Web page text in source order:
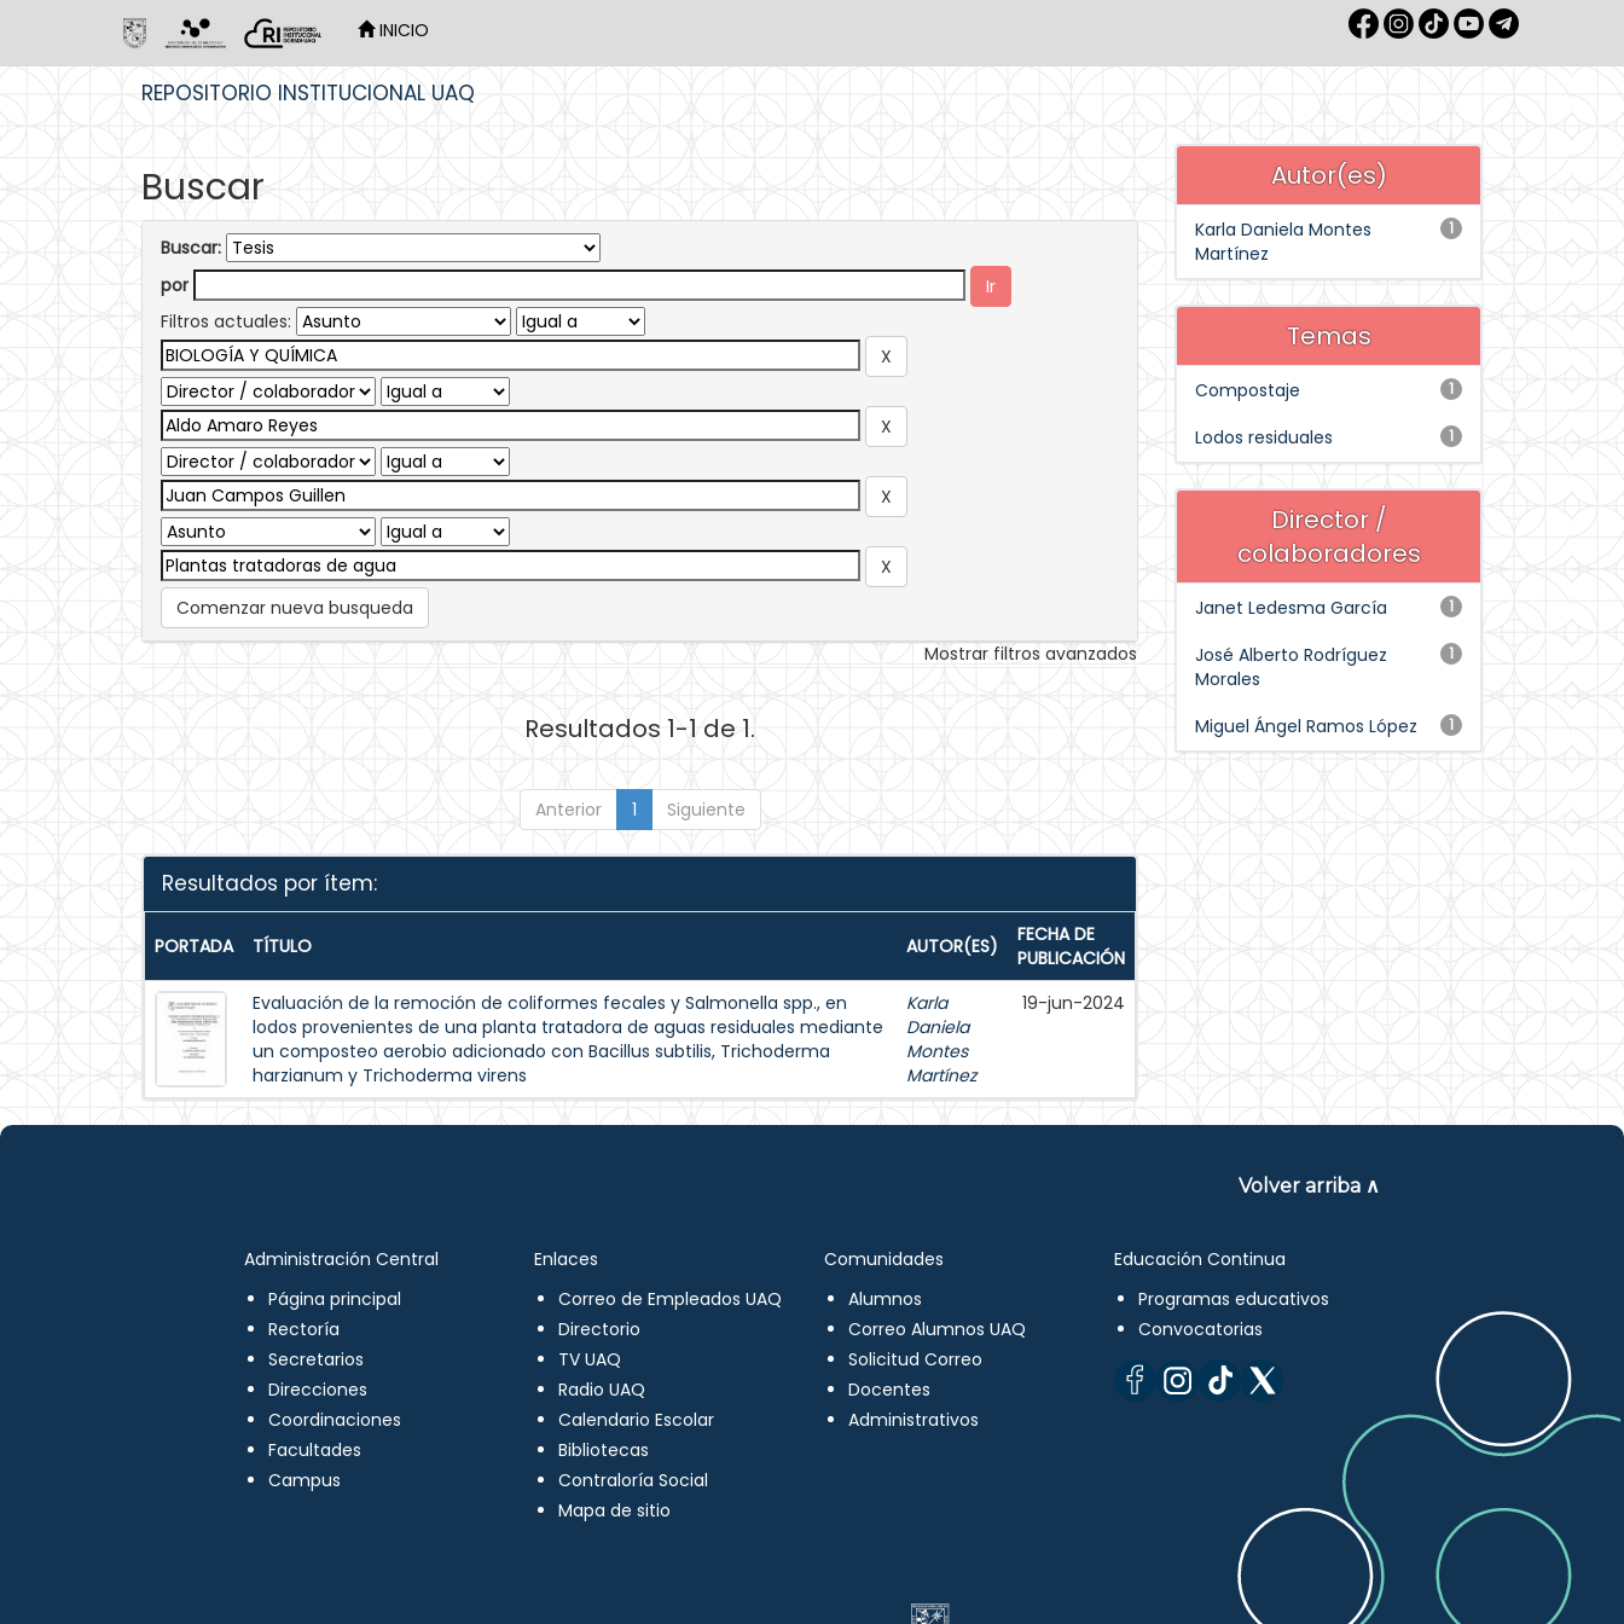
INICIO
REPOSITORIO INSTITUCIONAL UAQ
Buscar
Buscar:
por
Filtros actuales:
Comenzar nueva busqueda
Mostrar filtros avanzados
Resultados 1-1 de 1.
Anterior 1 Siguiente
Resultados por ítem:
PORTADA TÍTULO AUTOR(ES)
FECHA DE
PUBLICACIÓN
Evaluación de la remoción de coliformes fecales y Salmonella spp., en
lodos provenientes de una planta tratadora de aguas residuales mediante
un composteo aerobio adicionado con Bacillus subtilis, Trichoderma
harzianum y Trichoderma virens
Karla
Daniela
Montes
Martínez
19-jun-2024
Autor(es)
1
Karla Daniela Montes
Martínez
Temas
1
Compostaje
1
Lodos residuales
Director /
colaboradores
1
Janet Ledesma García
1
José Alberto Rodríguez
Morales
1
Miguel Ángel Ramos López
Volver arriba ∧
Administración Central
Página principal
Rectoría
Secretarios
Direcciones
Coordinaciones
Facultades
Campus
Enlaces
Correo de Empleados UAQ
Directorio
TV UAQ
Radio UAQ
Calendario Escolar
Bibliotecas
Contraloría Social
Mapa de sitio
Comunidades
Alumnos
Correo Alumnos UAQ
Solicitud Correo
Docentes
Administrativos
Educación Continua
Programas educativos
Convocatorias